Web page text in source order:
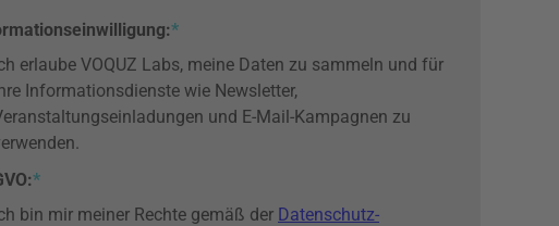
:*
erlaube VOQUZ Labs, meine Daten zu sammeln und für
Informationsdienste wie Newsletter,
und E-Mail-Kampagnen zu
*
bin mir meiner Rechte gemäß der Datenschutz-